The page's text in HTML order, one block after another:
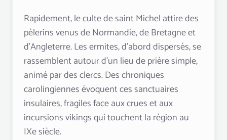
Rapidement, le culte de saint Michel attire des
pèlerins venus de Normandie, de Bretagne et
d’Angleterre. Les ermites, d’abord dispersés, se
rassemblent autour d’un lieu de prière simple,
animé par des clercs. Des chroniques
carolingiennes évoquent ces sanctuaires
insulaires, fragiles face aux crues et aux
incursions vikings qui touchent la région au
IXe siècle.